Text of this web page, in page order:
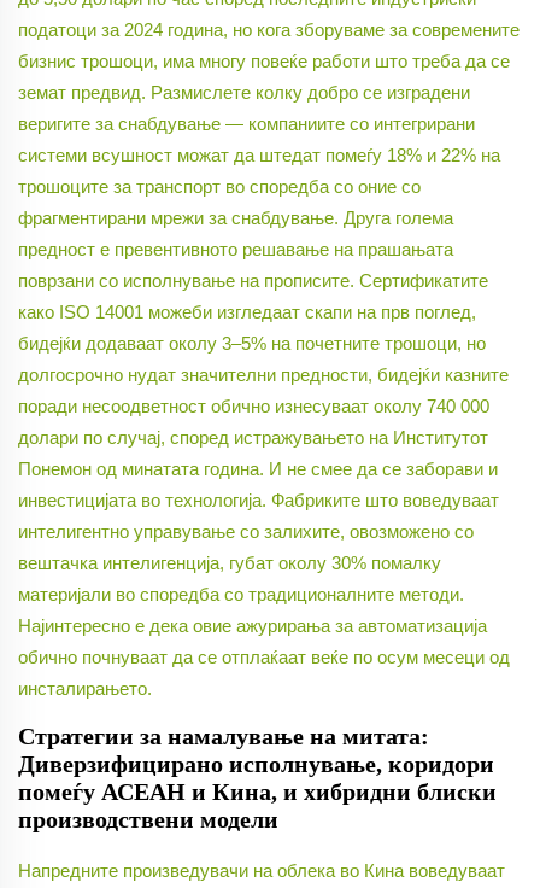
податоци за 2024 година, но кога зборуваме за современите
бизнис трошоци, има многу повеќе работи што треба да се
земат предвид. Размислете колку добро се изградени
веригите за снабдување — компаниите со интегрирани
системи всушност можат да штедат помеѓу 18% и 22% на
трошоците за транспорт во споредба со оние со
фрагментирани мрежи за снабдување. Друга голема
предност е превентивното решавање на прашањата
поврзани со исполнување на прописите. Сертификатите
како ISO 14001 можеби изгледаат скапи на прв поглед,
бидејќи додаваат околу 3–5% на почетните трошоци, но
долгосрочно нудат значителни предности, бидејќи казните
поради несоодветност обично изнесуваат околу 740 000
долари по случај, според истражувањето на Институтот
Понемон од минатата година. И не смее да се заборави и
инвестицијата во технологија. Фабриките што воведуваат
интелигентно управување со залихите, овозможено со
вештачка интелигенција, губат околу 30% помалку
материјали во споредба со традиционалните методи.
Најинтересно е дека овие ажурирања за автоматизација
обично почнуваат да се отплаќаат веќе по осум месеци од
инсталирањето.
Стратегии за намалување на митата:
Диверзифицирано исполнување, коридори
помеѓу АСЕАН и Кина, и хибридни блиски
производствени модели
Напредните произведувачи на облека во Кина воведуваат